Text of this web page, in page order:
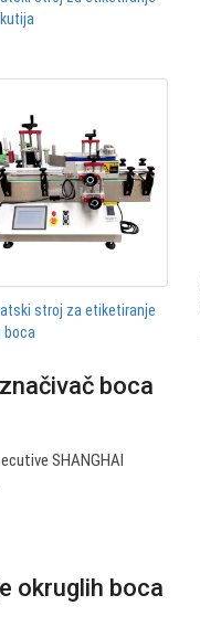
stroj za etiketiranje
boca
boca
SHANGHAI
okruglih boca